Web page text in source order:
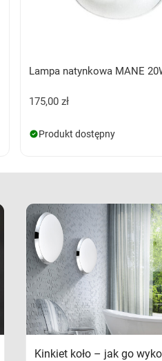
Lampa natynkowa MANE
175,00 zł
Produkt dostępny
Kinkiet koło – jak go